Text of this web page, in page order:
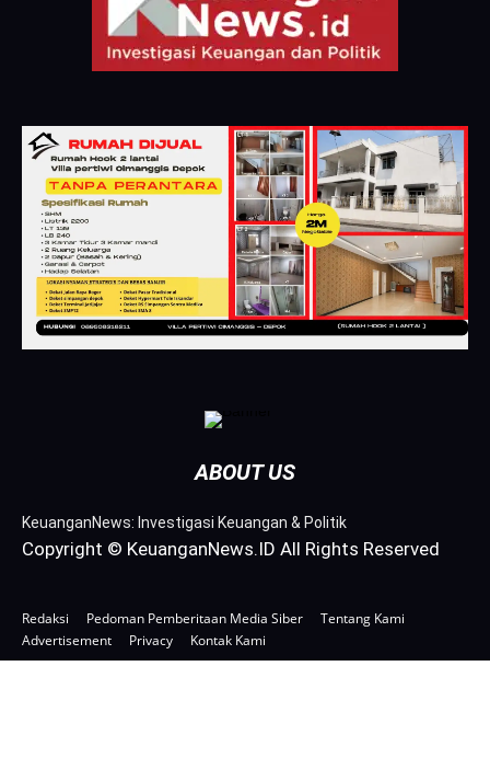
ABOUT US
KeuanganNews: Investigasi Keuangan & Politik
Copyright © KeuanganNews.ID All Rights Reserved
Redaksi Pedoman Pemberitaan Media Siber
Tentang Kami
Advertisement
Privacy Kontak Kami